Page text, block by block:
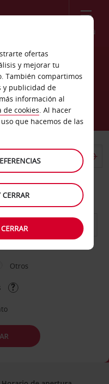
Menú
Club
Otros
ofertas
y mejorar tu
También compartimos
y publicidad de
información al
de cookies. Al hacer
uso que hacemos de las